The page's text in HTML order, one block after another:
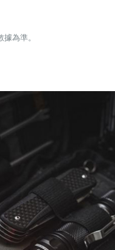
【翔準AOG】S&T
藍/橙/綠/紅
屬彈匣 電動槍彈匣
NT$420元 NT$ 元
加入購物車
為準。